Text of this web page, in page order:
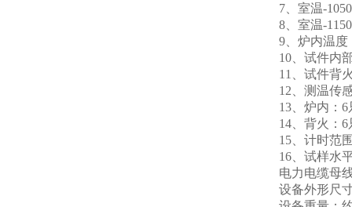
7、室温-
8、室温-
9、炉内温
10、试件内
11、试件背
12、测温传
13、炉内：
14、背火：
15、计时范
16、试样水
电力电缆母
设备外形尺